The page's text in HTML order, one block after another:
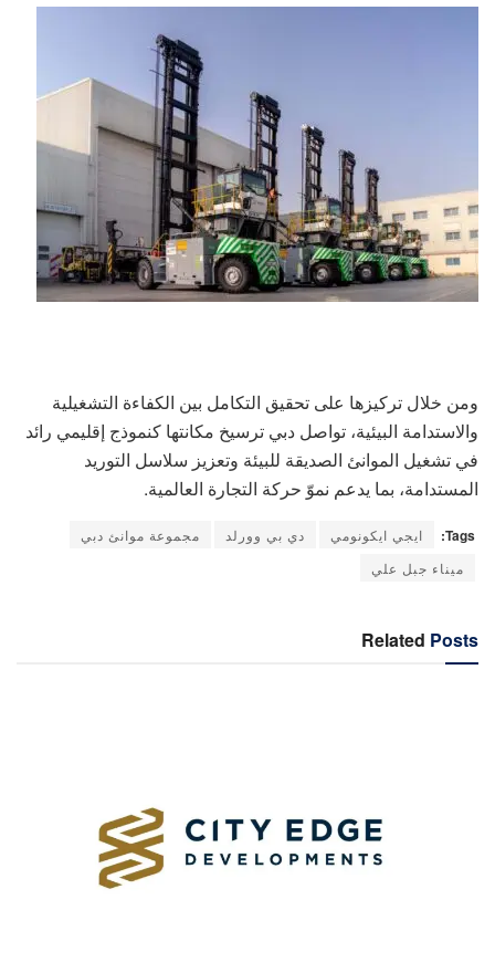
ومن خلال تركيزها على تحقيق التكامل بين الكفاءة التشغيلية
والاستدامة البيئية، تواصل دبي ترسيخ مكانتها كنموذج إقليمي رائد
في تشغيل الموانئ الصديقة للبيئة وتعزيز سلاسل التوريد
المستدامة، بما يدعم نموّ حركة التجارة العالمية.
Tags: ايجي ايكونومي دي بي وورلد
مجموعة موانئ دبي
ميناء جبل علي
Related Posts